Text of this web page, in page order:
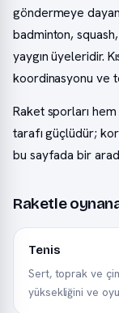
göndermeye
badminton,
yaygın üyeleridir.
koordinasyonu ve
Raket sporları
tarafı güçlüdür;
bu sayfada bir
Raketle
Tenis
Sert, toprak ve
yüksekliğini ve